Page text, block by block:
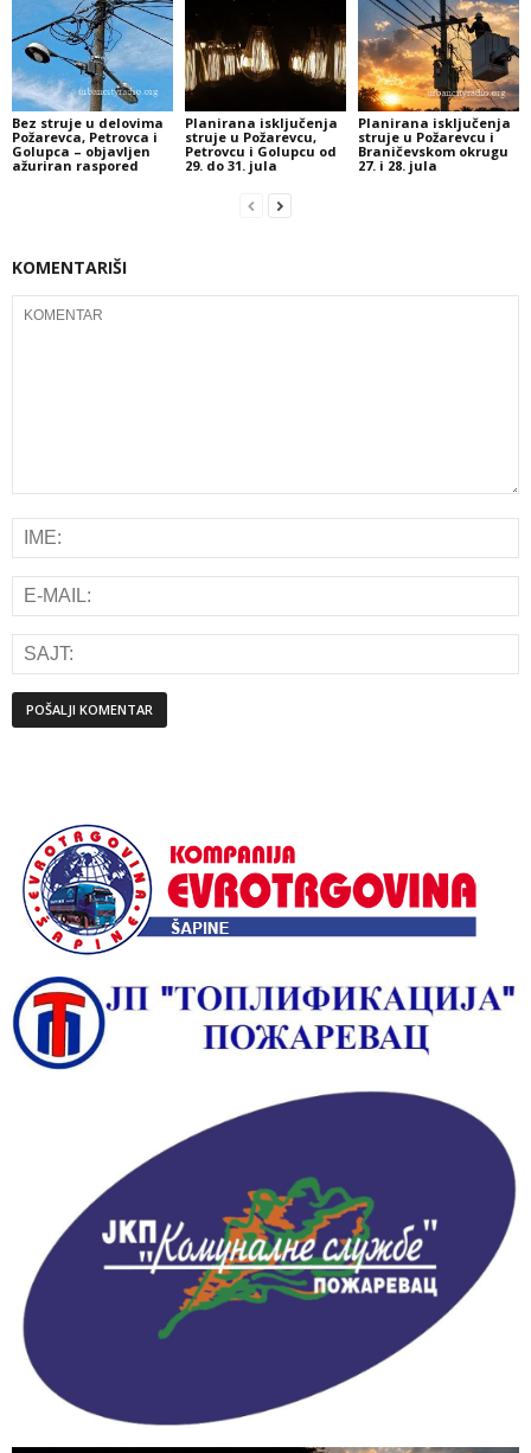
Bez struje u delovima
Požarevca, Petrovca i
Golupca – objavljen
ažuriran raspored
Planirana isključenja
struje u Požarevcu,
Petrovcu i Golupcu od
29. do 31. jula
Planirana isključenja
struje u Požarevcu i
Braničevskom okrugu
27. i 28. jula
KOMENTARIŠI